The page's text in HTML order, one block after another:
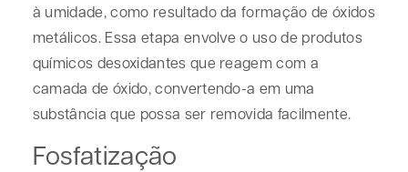
à umidade, como resultado da formação de óxidos
metálicos. Essa etapa envolve o uso de produtos
químicos desoxidantes que reagem com a
camada de óxido, convertendo-a em uma
substância que possa ser removida facilmente.
Fosfatização